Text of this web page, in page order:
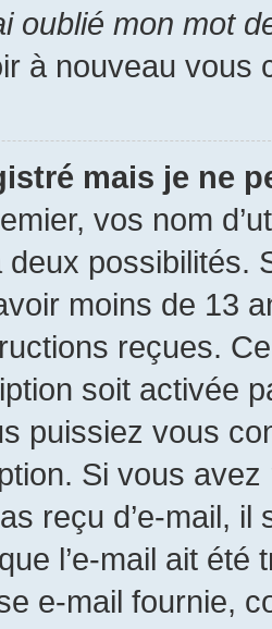
oublié mon mot
à nouveau vous
mais je ne
vos nom
possibilités.
moins de 13
reçues.
soit activée
puissiez vous
Si vous
reçu d’e-mail,
l’e-mail ait
e-mail fournie,